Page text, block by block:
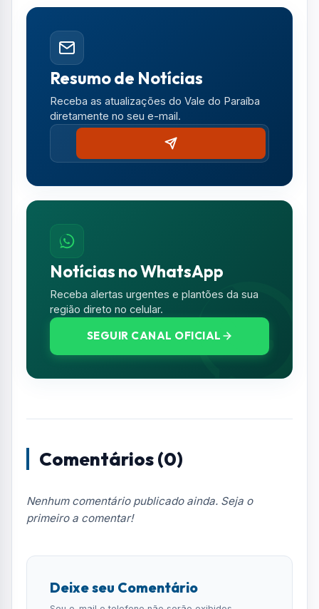
Resumo de Notícias
Receba as atualizações do Vale do Paraíba
diretamente no seu e-mail.
Notícias no WhatsApp
Receba alertas urgentes e plantões da sua
região direto no celular.
SEGUIR CANAL OFICIAL
Comentários (0)
Nenhum comentário publicado ainda. Seja o
primeiro a comentar!
Deixe seu Comentário